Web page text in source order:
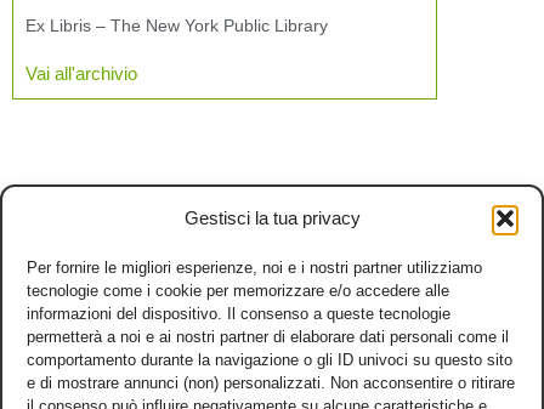
Gestisci la tua privacy
Per fornire le migliori esperienze, noi e i nostri partner utilizziamo
tecnologie come i cookie per memorizzare e/o accedere alle
informazioni del dispositivo. Il consenso a queste tecnologie
permetterà a noi e ai nostri partner di elaborare dati personali come il
comportamento durante la navigazione o gli ID univoci su questo sito
e di mostrare annunci (non) personalizzati. Non acconsentire o ritirare
Ex Libris – The New York Public Library
Vai all'archivio